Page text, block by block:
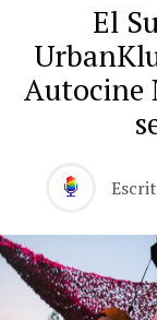
El
Autocine